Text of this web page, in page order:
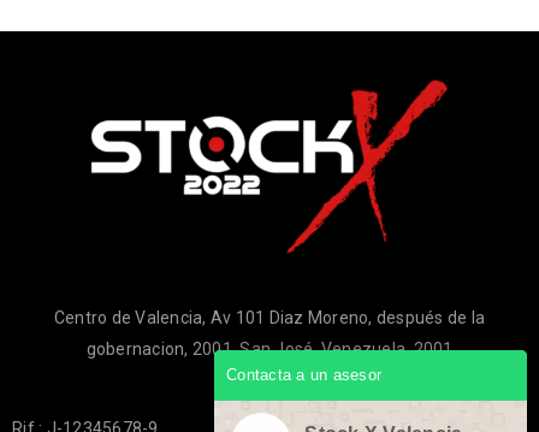
Centro de Valencia, Av 101 Diaz Moreno, después de la
gobernacion, 2001, San José, Venezuela, 2001
Rif.: J-12345678-9
Contacta a un asesor